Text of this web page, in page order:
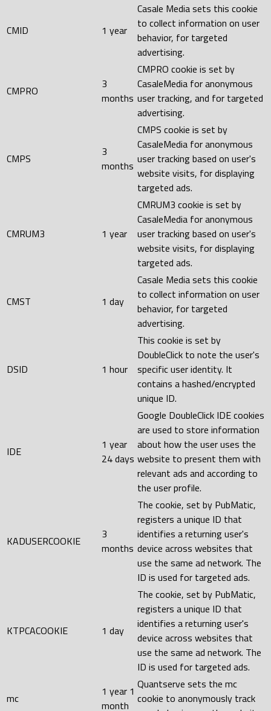
CMID 1 year
Casale Media sets this cookie
to collect information on user
behavior, for targeted
advertising.
CMPRO
3
months
CMPRO cookie is set by
CasaleMedia for anonymous
user tracking, and for targeted
advertising.
CMPS
3
months
CMPS cookie is set by
CasaleMedia for anonymous
user tracking based on user's
website visits, for displaying
targeted ads.
CMRUM3 1 year
CMRUM3 cookie is set by
CasaleMedia for anonymous
user tracking based on user's
website visits, for displaying
targeted ads.
CMST 1 day
Casale Media sets this cookie
to collect information on user
behavior, for targeted
advertising.
DSID 1 hour
This cookie is set by
DoubleClick to note the user's
specific user identity. It
contains a hashed/encrypted
unique ID.
IDE
1 year
24 days
Google DoubleClick IDE cookies
are used to store information
about how the user uses the
website to present them with
relevant ads and according to
the user profile.
KADUSERCOOKIE
3
months
The cookie, set by PubMatic,
registers a unique ID that
identifies a returning user's
device across websites that
use the same ad network. The
ID is used for targeted ads.
KTPCACOOKIE 1 day
The cookie, set by PubMatic,
registers a unique ID that
identifies a returning user's
device across websites that
use the same ad network. The
ID is used for targeted ads.
mc
1 year 1
month
Quantserve sets the mc
cookie to anonymously track